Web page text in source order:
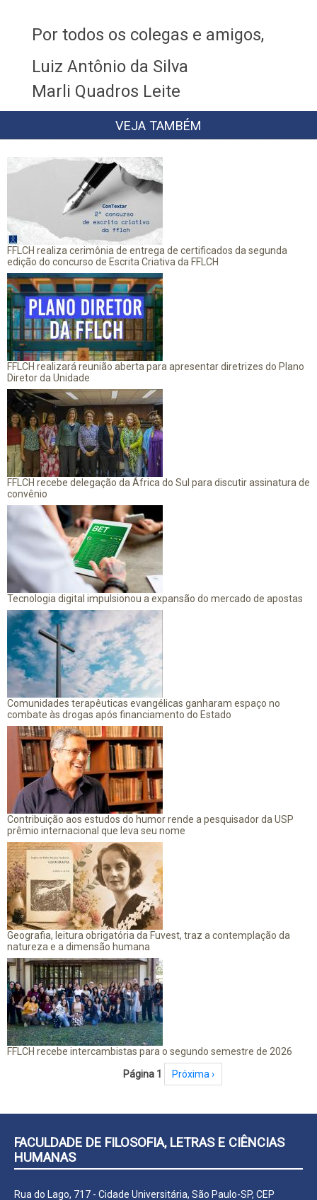
Por todos os colegas e amigos,
Luiz Antônio da Silva
Marli Quadros Leite
VEJA TAMBÉM
FFLCH realiza cerimônia de entrega de certificados da segunda
edição do concurso de Escrita Criativa da FFLCH
FFLCH realizará reunião aberta para apresentar diretrizes do Plano
Diretor da Unidade
FFLCH recebe delegação da África do Sul para discutir assinatura de
convênio
Tecnologia digital impulsionou a expansão do mercado de apostas
Comunidades terapêuticas evangélicas ganharam espaço no
combate às drogas após financiamento do Estado
Contribuição aos estudos do humor rende a pesquisador da USP
prêmio internacional que leva seu nome
Geografia, leitura obrigatória da Fuvest, traz a contemplação da
natureza e a dimensão humana
FFLCH recebe intercambistas para o segundo semestre de 2026
Página 1 Próxima página
Próxima ›
FACULDADE DE FILOSOFIA, LETRAS E CIÊNCIAS
HUMANAS
Rua do Lago, 717 - Cidade Universitária, São Paulo-SP, CEP